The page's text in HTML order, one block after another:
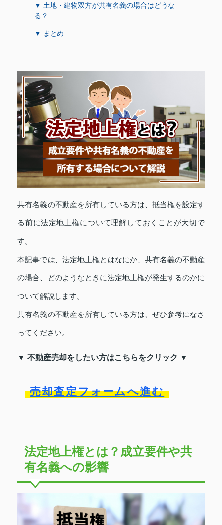
▼ 土地・建物双方が共有名義の場合はどうな
る？
▼ まとめ
共有名義の不動産を所有している方は、抵当権を設定す
る前に法定地上権について理解しておくことが大切で
す。
本記事では、法定地上権とはなにか、共有名義の不動産
の場合、どのようなときに法定地上権が発生するのかに
ついて解説します。
共有名義の不動産を所有している方は、ぜひ参考になさ
ってください。
▼ 不動産売却をしたい方はこちらをクリック ▼
売却査定フォームへ進む
法定地上権とは？成立要件や共
有名義への影響